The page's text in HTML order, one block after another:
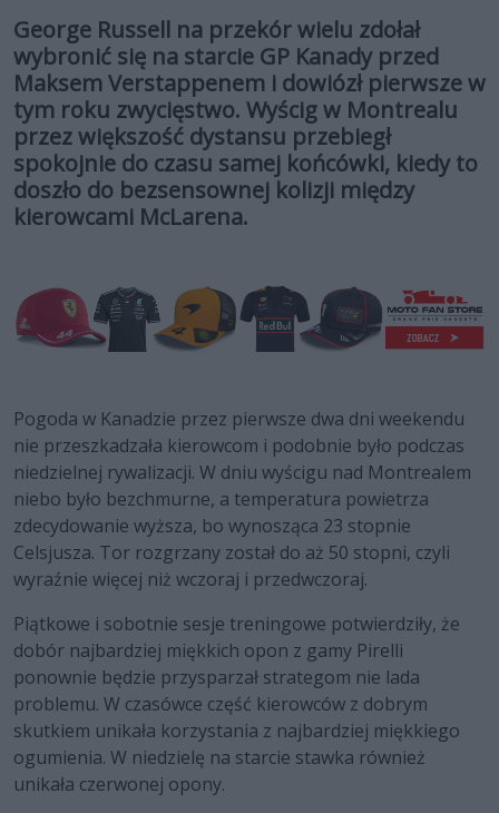
George Russell na przekór wielu zdołał
wybronić się na starcie GP Kanady przed
Maksem Verstappenem i dowiózł pierwsze w
tym roku zwycięstwo. Wyścig w Montrealu
przez większość dystansu przebiegł
spokojnie do czasu samej końcówki, kiedy to
doszło do bezsensownej kolizji między
kierowcami McLarena.
Pogoda w Kanadzie przez pierwsze dwa dni weekendu
nie przeszkadzała kierowcom i podobnie było podczas
niedzielnej rywalizacji. W dniu wyścigu nad Montrealem
niebo było bezchmurne, a temperatura powietrza
zdecydowanie wyższa, bo wynosząca 23 stopnie
Celsjusza. Tor rozgrzany został do aż 50 stopni, czyli
wyraźnie więcej niż wczoraj i przedwczoraj.
Piątkowe i sobotnie sesje treningowe potwierdziły, że
dobór najbardziej miękkich opon z gamy Pirelli
ponownie będzie przysparzał strategom nie lada
problemu. W czasówce część kierowców z dobrym
skutkiem unikała korzystania z najbardziej miękkiego
ogumienia. W niedzielę na starcie stawka również
unikała czerwonej opony.